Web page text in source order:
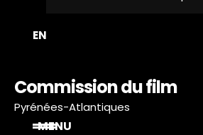
EN
Commission du film
Pyrénées-Atlantiques
MENU